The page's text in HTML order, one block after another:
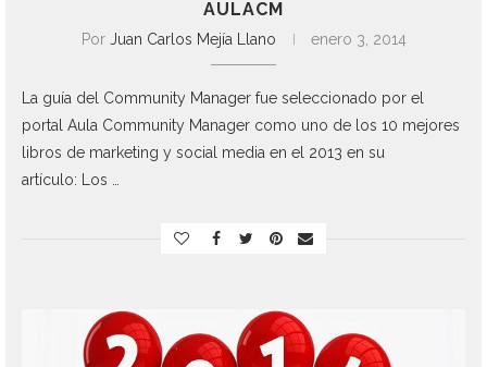
AULACM
Por Juan Carlos Mejía Llano enero 3, 2014
La guía del Community Manager fue seleccionado por el
portal Aula Community Manager como uno de los 10 mejores
libros de marketing y social media en el 2013 en su
artículo: Los …